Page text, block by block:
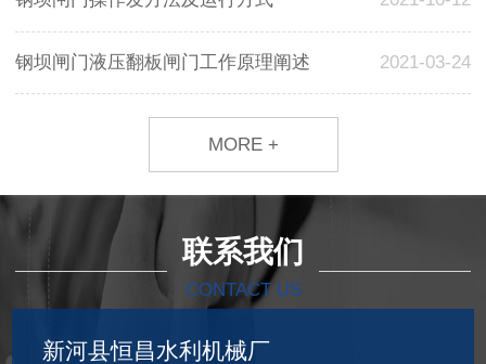
钢坝闸门液压翻板闸门工作原理阐述 2021-03-24
MORE +
联系我们
CONTACT US
新河县恒昌水利机械厂